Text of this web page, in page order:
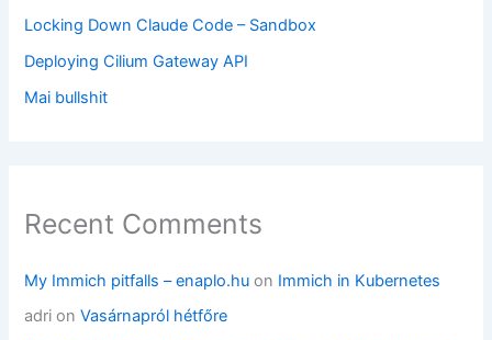
Locking Down Claude Code – Sandbox
Deploying Cilium Gateway API
Mai bullshit
Recent Comments
My Immich pitfalls – enaplo.hu on Immich in Kubernetes
adri onVasárnapról hétfőre